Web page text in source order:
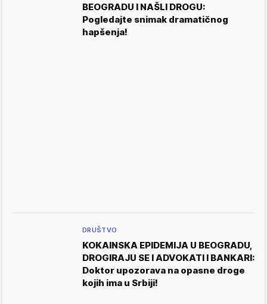
BEOGRADU I NAŠLI DROGU:
Pogledajte snimak dramatičnog
hapšenja!
DRUŠTVO
KOKAINSKA EPIDEMIJA U BEOGRADU,
DROGIRAJU SE I ADVOKATI I BANKARI:
Doktor upozorava na opasne droge
kojih ima u Srbiji!